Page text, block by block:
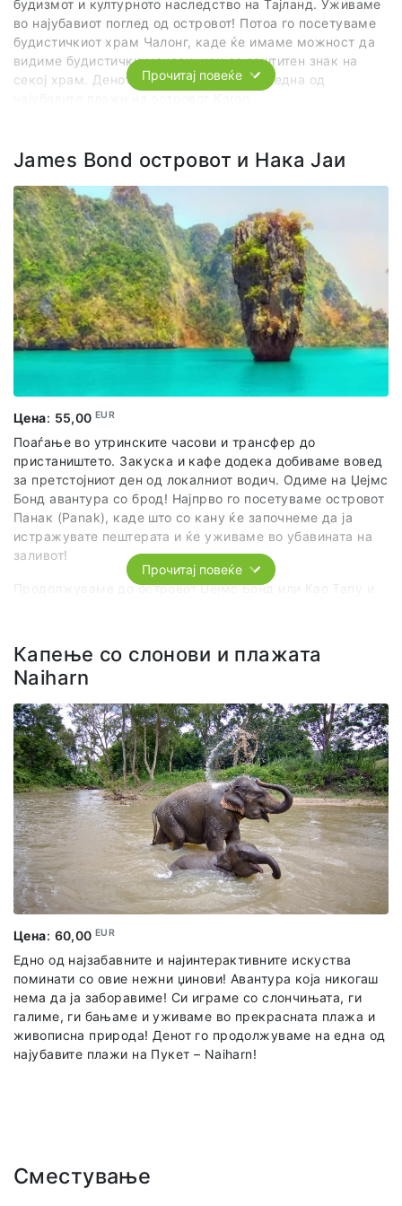
будизмот и културното наследство на Тајланд. Уживаме
во најубавиот поглед од островот! Потоа го посетуваме
будистичкиот храм Чалонг, каде ќе имаме можност да
видиме будистички монаси, кои се заштитен знак на
секој храм. Денот го продолжуваме на една од
Прочитај повеќе
James Bond островот и Нака Јаи
Цена: 55,00EUR
Поаѓање во утринските часови и трансфер до
пристаништето. Закуска и кафе додека добиваме вовед
за претстојниот ден од локалниот водич. Одиме на Џејмс
Бонд авантура со брод! Најпрво го посетуваме островот
Панак (Panak), каде што со кану ќе започнеме да ја
истражувате пештерата и ќе уживаме во убавината на
заливот!
Продолжуваме до островот Џејмс Бонд или Као Тапу и
,,Човекот со златниот пиштол’’ James Bond 007.
Оттаму одиме на островот Панје (Koh Panyee) каде
селото (Panyee Floating Village), традиционално пловечко
село каде ќе прошетаме и ќе видиме како живеат
локалците среде море.
Го посетуваме и островот Нака познат по својата
прекрасна плажа со бел песок каде совршено ќе ни
заврши оваа авантура. Од островот Нака, се враќаме во
пристаништето во Пукет и трансфер назад до хотелот.
Во цената на излетот е вклучено: трансфер од хотелот
до пристаништето и назад, возење со speed boat,
возење со кану, ручек без вклучени пијалоци,
преставник од агенцијата, локален водич.
Прочитај повеќе
Капење со слонови и плажата
Naiharn
Цена: 60,00EUR
Едно од најзабавните и најинтерактивните искуства
поминати со овие нежни џинови! Авантура која никогаш
нема да ја заборавиме! Си играме со слончињата, ги
галиме, ги бањаме и уживаме во прекрасната плажа и
живописна природа! Денот го продолжуваме на една од
најубавите плажи на Пукет – Naiharn!
Сместување